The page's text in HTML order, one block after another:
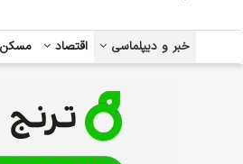
خبر و دیپلماسی اقتصاد